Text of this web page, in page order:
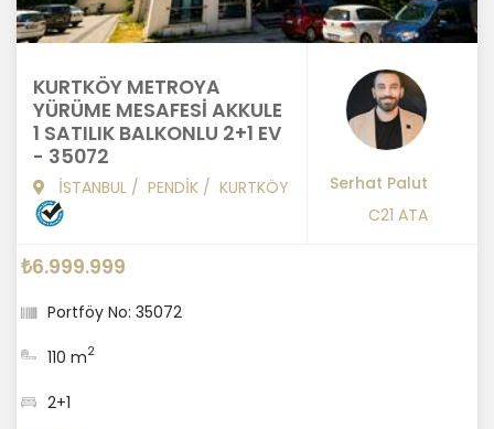
KURTKÖY METROYA
YÜRÜME MESAFESİ AKKULE
1 SATILIK BALKONLU 2+1 EV
- 35072
İSTANBUL / PENDİK / KURTKÖY
Serhat Palut
C21 ATA
₺6.999.999
Portföy No: 35072
110 m2
2+1